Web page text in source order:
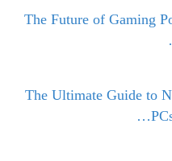
The Future of Gaming
The Ultimate Guide to